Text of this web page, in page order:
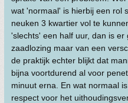
wat 'normaal' is hierbij een rol
neuken 3 kwartier vol te
'slechts' een half uur, dan is
zaadlozing maar van een
de praktijk echter blijkt dat
bijna voortdurend al voor
minuut erna. En wat normaal
respect voor het